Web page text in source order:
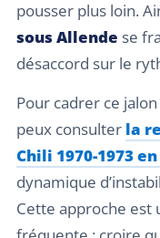
pousser plus loin.
sous Allende se
désaccord sur le
Pour cadrer ce
peux consulter la
Chili 1970-1973 en
dynamique
Cette approche est